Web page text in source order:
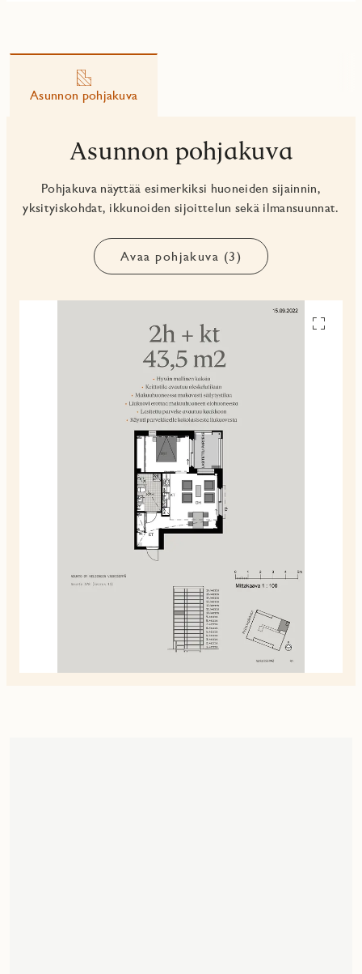
Asunnon pohjakuva
Asunnon pohjakuva
Pohjakuva näyttää esimerkiksi huoneiden sijainnin,
yksityiskohdat, ikkunoiden sijoittelun sekä ilmansuunnat.
Avaa pohjakuva (3)
Avaa